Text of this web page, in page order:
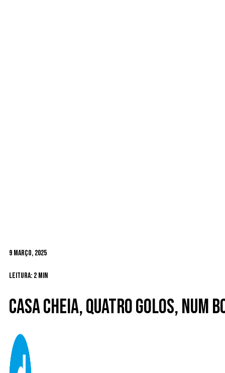
9 Março, 2025
Leitura: 2 min
Casa cheia, quatro golos, num